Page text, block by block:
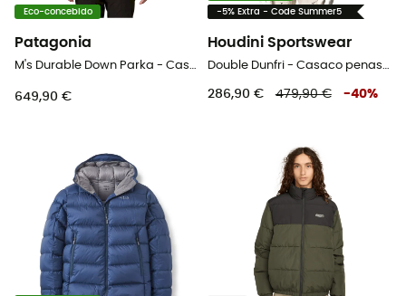
Eco-concebido
Patagonia
M's Durable Down Parka - Casaco penas homem
649,90 €
-5% Extra - Code Summer5
Houdini Sportswear
Double Dunfri - Casaco penas homem
286,90 € 479,90 € -40%